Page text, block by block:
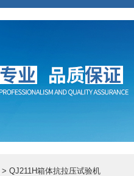
> QJ211H箱体抗拉压试验机